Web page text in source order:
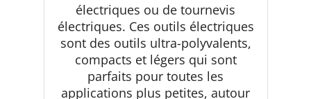
électriques ou de tournevis
électriques. Ces outils électriques
sont des outils ultra-polyvalents,
compacts et légers qui sont
parfaits pour toutes les
applications plus petites, autour